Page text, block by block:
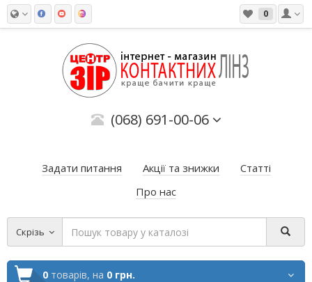
0
(068) 691-00-06
Задати питання Акції та знижки
Статті
Про нас
Скрізь
0 товарів, на 0 грн.